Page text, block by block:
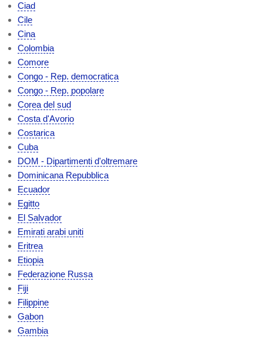
Ciad
Cile
Cina
Colombia
Comore
Congo - Rep. democratica
Congo - Rep. popolare
Corea del sud
Costa d'Avorio
Costarica
Cuba
DOM - Dipartimenti d'oltremare
Dominicana Repubblica
Ecuador
Egitto
El Salvador
Emirati arabi uniti
Eritrea
Etiopia
Federazione Russa
Fiji
Filippine
Gabon
Gambia